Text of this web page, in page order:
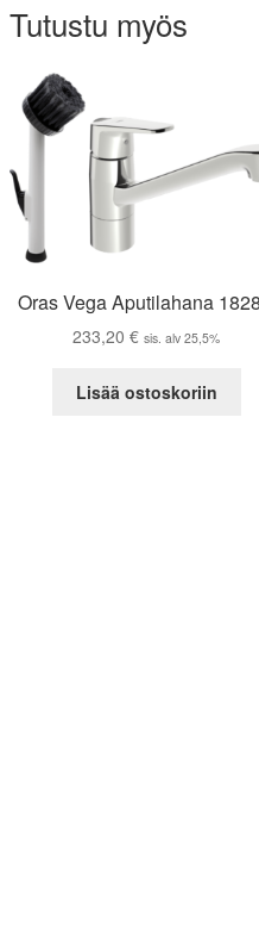
Tutustu myös
Oras Vega Aputilahana
233,20€ sis. alv 25,5%
Lisää ostoskoriin